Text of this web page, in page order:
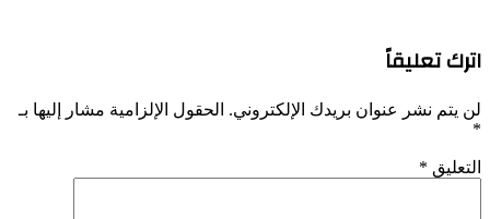
اترك تعليقاً
لن يتم نشر عنوان بريدك الإلكتروني. الحقول الإلزامية مشار إليها بـ
*
التعليق *